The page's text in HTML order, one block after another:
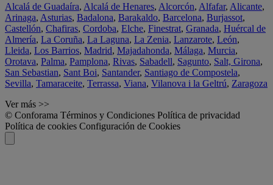
Alcalá de Guadaíra, Alcalá de Henares, Alcorcón, Alfafar, Alicante,
Arinaga, Asturias, Badalona, Barakaldo, Barcelona, Burjassot,
Castellón, Chafiras, Cordoba, Elche, Finestrat, Granada, Huércal de
Almería, La Coruña, La Laguna, La Zenia, Lanzarote, León,
Lleida, Los Barrios, Madrid, Majadahonda, Málaga, Murcia,
Orotava, Palma, Pamplona, Rivas, Sabadell, Sagunto, Salt, Girona,
San Sebastian, Sant Boi, Santander, Santiago de Compostela,
Sevilla, Tamaraceite, Terrassa, Viana, Vilanova i la Geltrú, Zaragoza
Ver más >>
© Conforama Términos y Condiciones Política de privacidad
Política de cookies Configuración de Cookies